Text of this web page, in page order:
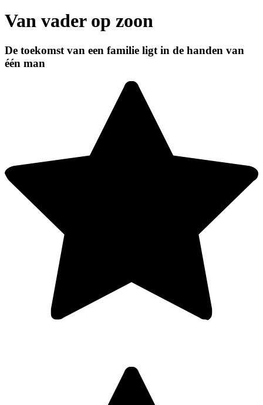
Van vader op zoon
De toekomst van een familie ligt in de handen van
één man